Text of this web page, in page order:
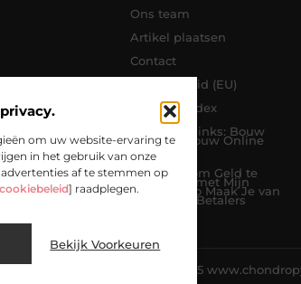
om uw website-ervaring te
in het gebruik van onze
af te stemmen op
cookiebeleid] raadplegen.
Bekijk Voorkeuren
Ons team
Artikel plaatsen
Contact
Cookiebeleid (EU)
Website index
Koop Backlinks: Bouw
Slim aan Jouw Online
Autoriteit
Manieren om Geld te
Verdienen met Mijn
Website: Zo Maak Je van
Bezoekers Betalers
@2025